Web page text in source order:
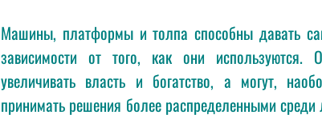
Машины, платформы и толпа способны давать
зависимости от того, как они используются.
увеличивать власть и богатство, а могут,
принимать решения более распределенными среди